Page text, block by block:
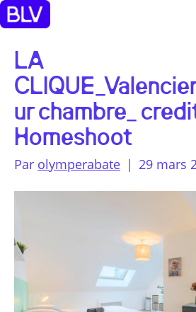
LA
ur chambre_
Homeshoot
Par olymperabate | 29 mars